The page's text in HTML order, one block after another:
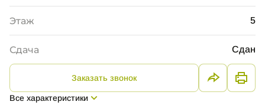
Этаж 5
Сдача Сдан
Заказать звонок
Все характеристики